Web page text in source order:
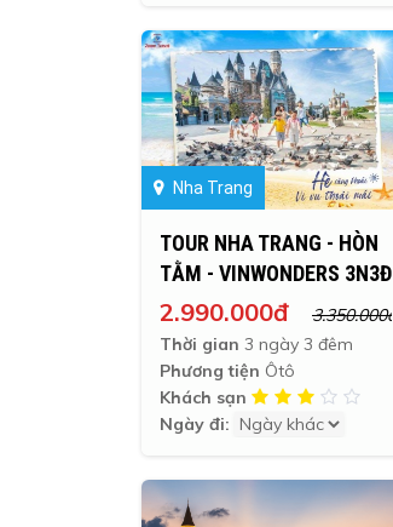
Nha Trang
TOUR NHA TRANG - HÒN
TẰM - VINWONDERS 3N3Đ
2.990.000đ
3.350.000đ
Thời gian 3 ngày 3 đêm
Phương tiện Ôtô
Khách sạn
Ngày đi: